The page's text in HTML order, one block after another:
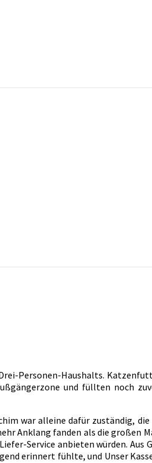
Personen-Haushalts.
und füllten noch
war alleine dafür zuständig,
Anklang fanden als die großen
Service anbieten würden. Aus
erinnert fühlte, und Unser